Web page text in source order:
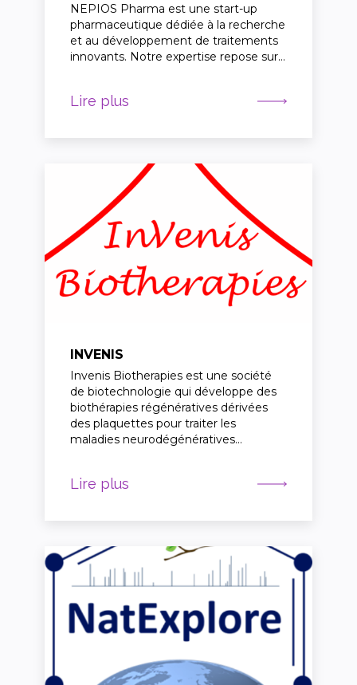
NEPIOS Pharma est une start-up
pharmaceutique dédiée à la recherche
et au développement de traitements
innovants. Notre expertise repose sur…
Lire plus
INVENIS
Invenis Biotherapies est une société
de biotechnologie qui développe des
biothérapies régénératives dérivées
des plaquettes pour traiter les
maladies neurodégénératives…
Lire plus